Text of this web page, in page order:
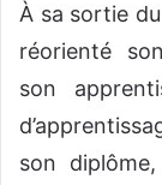
À sa sortie
réorienté
son
son diplôme,